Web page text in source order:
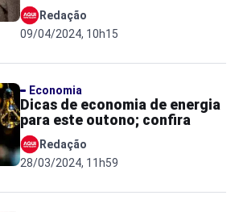
Redação
09/04/2024, 10h15
Economia
Dicas de economia de energia
para este outono; confira
Redação
28/03/2024, 11h59